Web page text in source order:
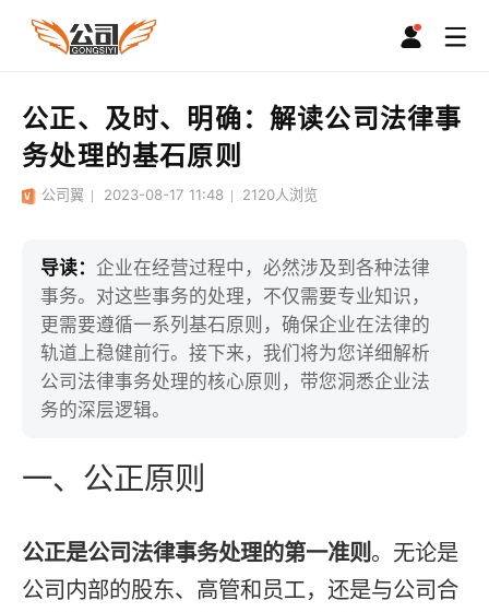
公正、及时、明确：解读公司法律事
务处理的基石原则
公司翼 2023-08-17 11:48 2120人浏览
导读：企业在经营过程中，必然涉及到各种法律
事务。对这些事务的处理，不仅需要专业知识，
更需要遵循一系列基石原则，确保企业在法律的
轨道上稳健前行。接下来，我们将为您详细解析
公司法律事务处理的核心原则，带您洞悉企业法
务的深层逻辑。
一、公正原则
公正是公司法律事务处理的第一准则。无论是
公司内部的股东、高管和员工，还是与公司合